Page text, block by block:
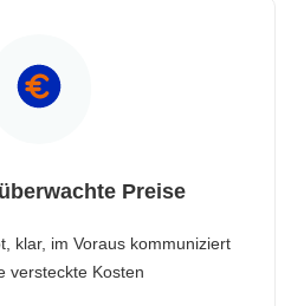
Preise
klar, im Voraus kommuniziert
versteckte Kosten